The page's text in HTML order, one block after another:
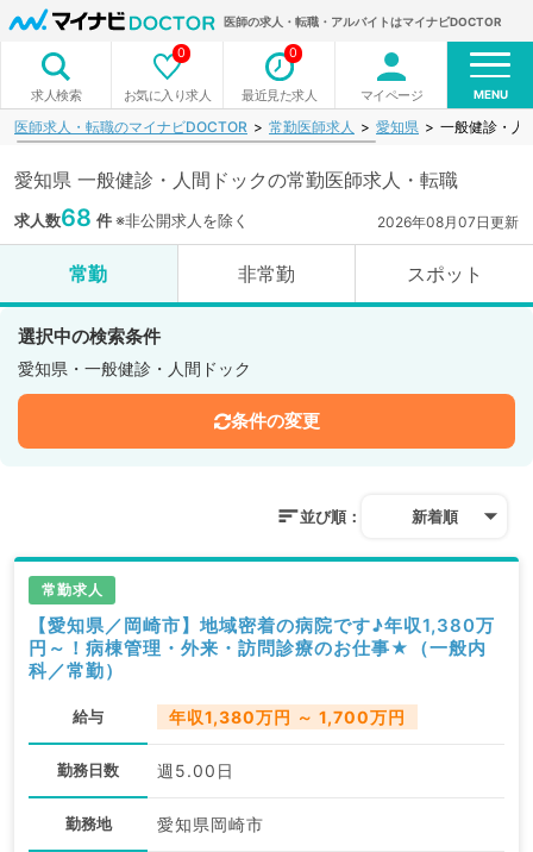
医師の求人・転職・アルバイトはマイナビDOCTOR
求人検索 お気に入り求人
0
最近見た求人
0
マイページ MENU
医師求人・転職のマイナビDOCTOR 常勤医師求人 愛知県 一般健診・人
愛知県 一般健診・人間ドックの常勤医師求人・転職
求人数68 件※非公開求人を除く 2026年08月07日更新
常勤 非常勤 スポット
選択中の検索条件
愛知県・一般健診・人間ドック
条件の変更
並び順： 新着順
常勤求人
【愛知県／岡崎市】地域密着の病院です♪年収1,380万
円～！病棟管理・外来・訪問診療のお仕事★（一般内
科／常勤）
給与 年収1,380万円 ～ 1,700万円
勤務日数 週5.00日
勤務地 愛知県岡崎市